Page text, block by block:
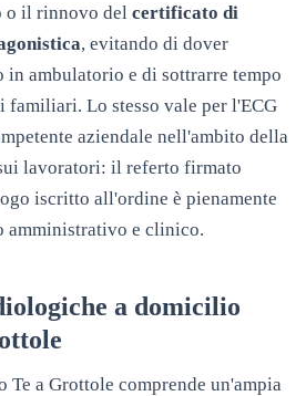
il rinnovo del certificato di
, evitando di dover
in ambulatorio e di sottrarre tempo
Lo stesso vale per l'ECG
aziendale nell'ambito della
lavoratori: il referto firmato
iscritto all'ordine è pienamente
amministrativo e clinico.
a domicilio
Te a Grottole comprende un'ampia